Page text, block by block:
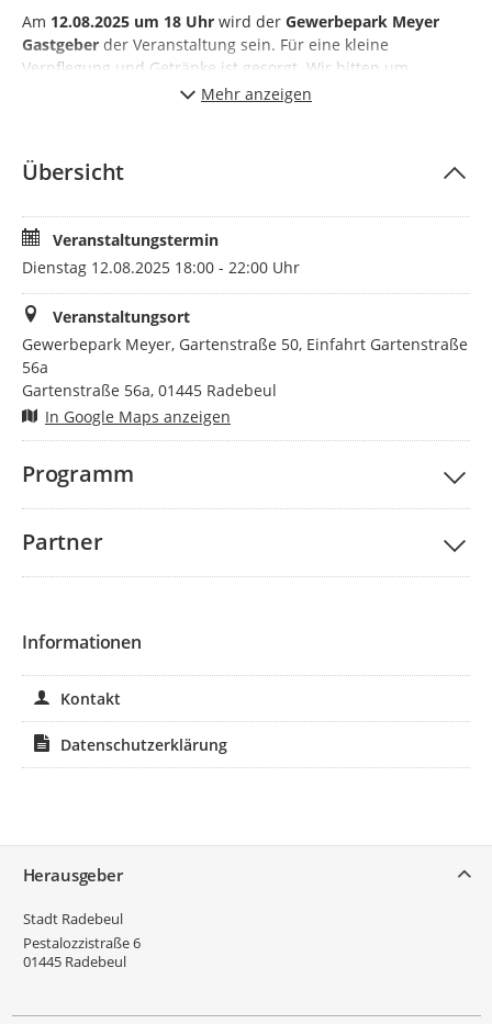
Am 12.08.2025 um 18 Uhr wird der Gewerbepark Meyer
Gastgeber der Veranstaltung sein. Für eine kleine
Verpflegung und Getränke ist gesorgt. Wir bitten um
Anmeldung der teilnehmenden Personen (ausschließlich
Unternehmen aus der Region weiter.
Mehr anzeigen
Übersicht
Veranstaltungstermin
Dienstag 12.08.2025 18:00 - 22:00 Uhr
Veranstaltungsort
Gewerbepark Meyer, Gartenstraße 50, Einfahrt Gartenstraße
56a
Gartenstraße 56a, 01445 Radebeul
In Google Maps anzeigen
Programm
Partner
Informationen
Kontakt
Datenschutzerklärung
Herausgeber
Stadt Radebeul
Pestalozzistraße 6
01445 Radebeul